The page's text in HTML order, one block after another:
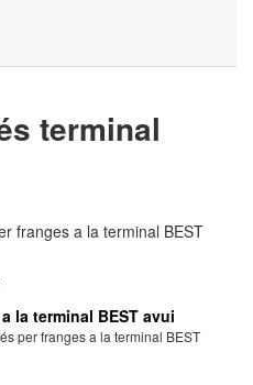
terminal
franges a la terminal BEST
la terminal BEST avui
per franges a la terminal BEST